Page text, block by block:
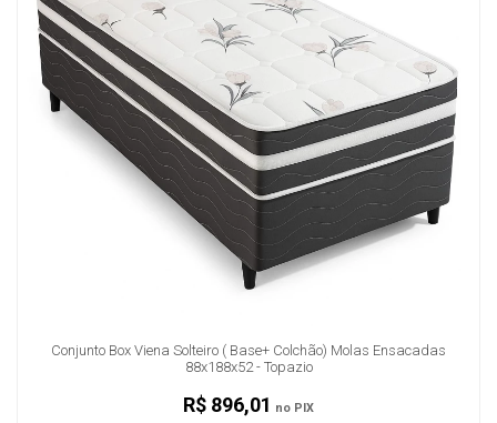
Conjunto Box Viena Solteiro ( Base+ Colchão) Molas Ensacadas
88x188x52 - Topazio
R$ 896,01 no PIX